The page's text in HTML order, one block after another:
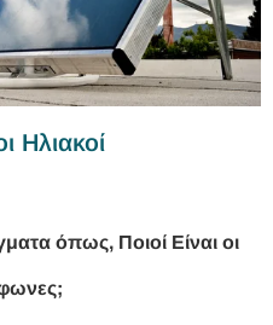
Ηλιακοί
όπως, Ποιοί Είναι οι